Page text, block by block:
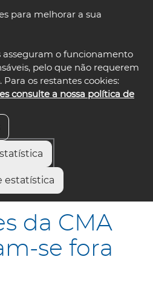
para melhorar a sua
asseguram o funcionamento
pelo que não requerem
os restantes cookies:
consulte a nossa política de
estatística
select language
se fora de portas
da CMA
se fora